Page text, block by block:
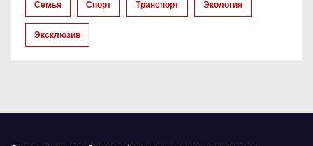
Семья Спорт Транспорт Экология
Эксклюзив